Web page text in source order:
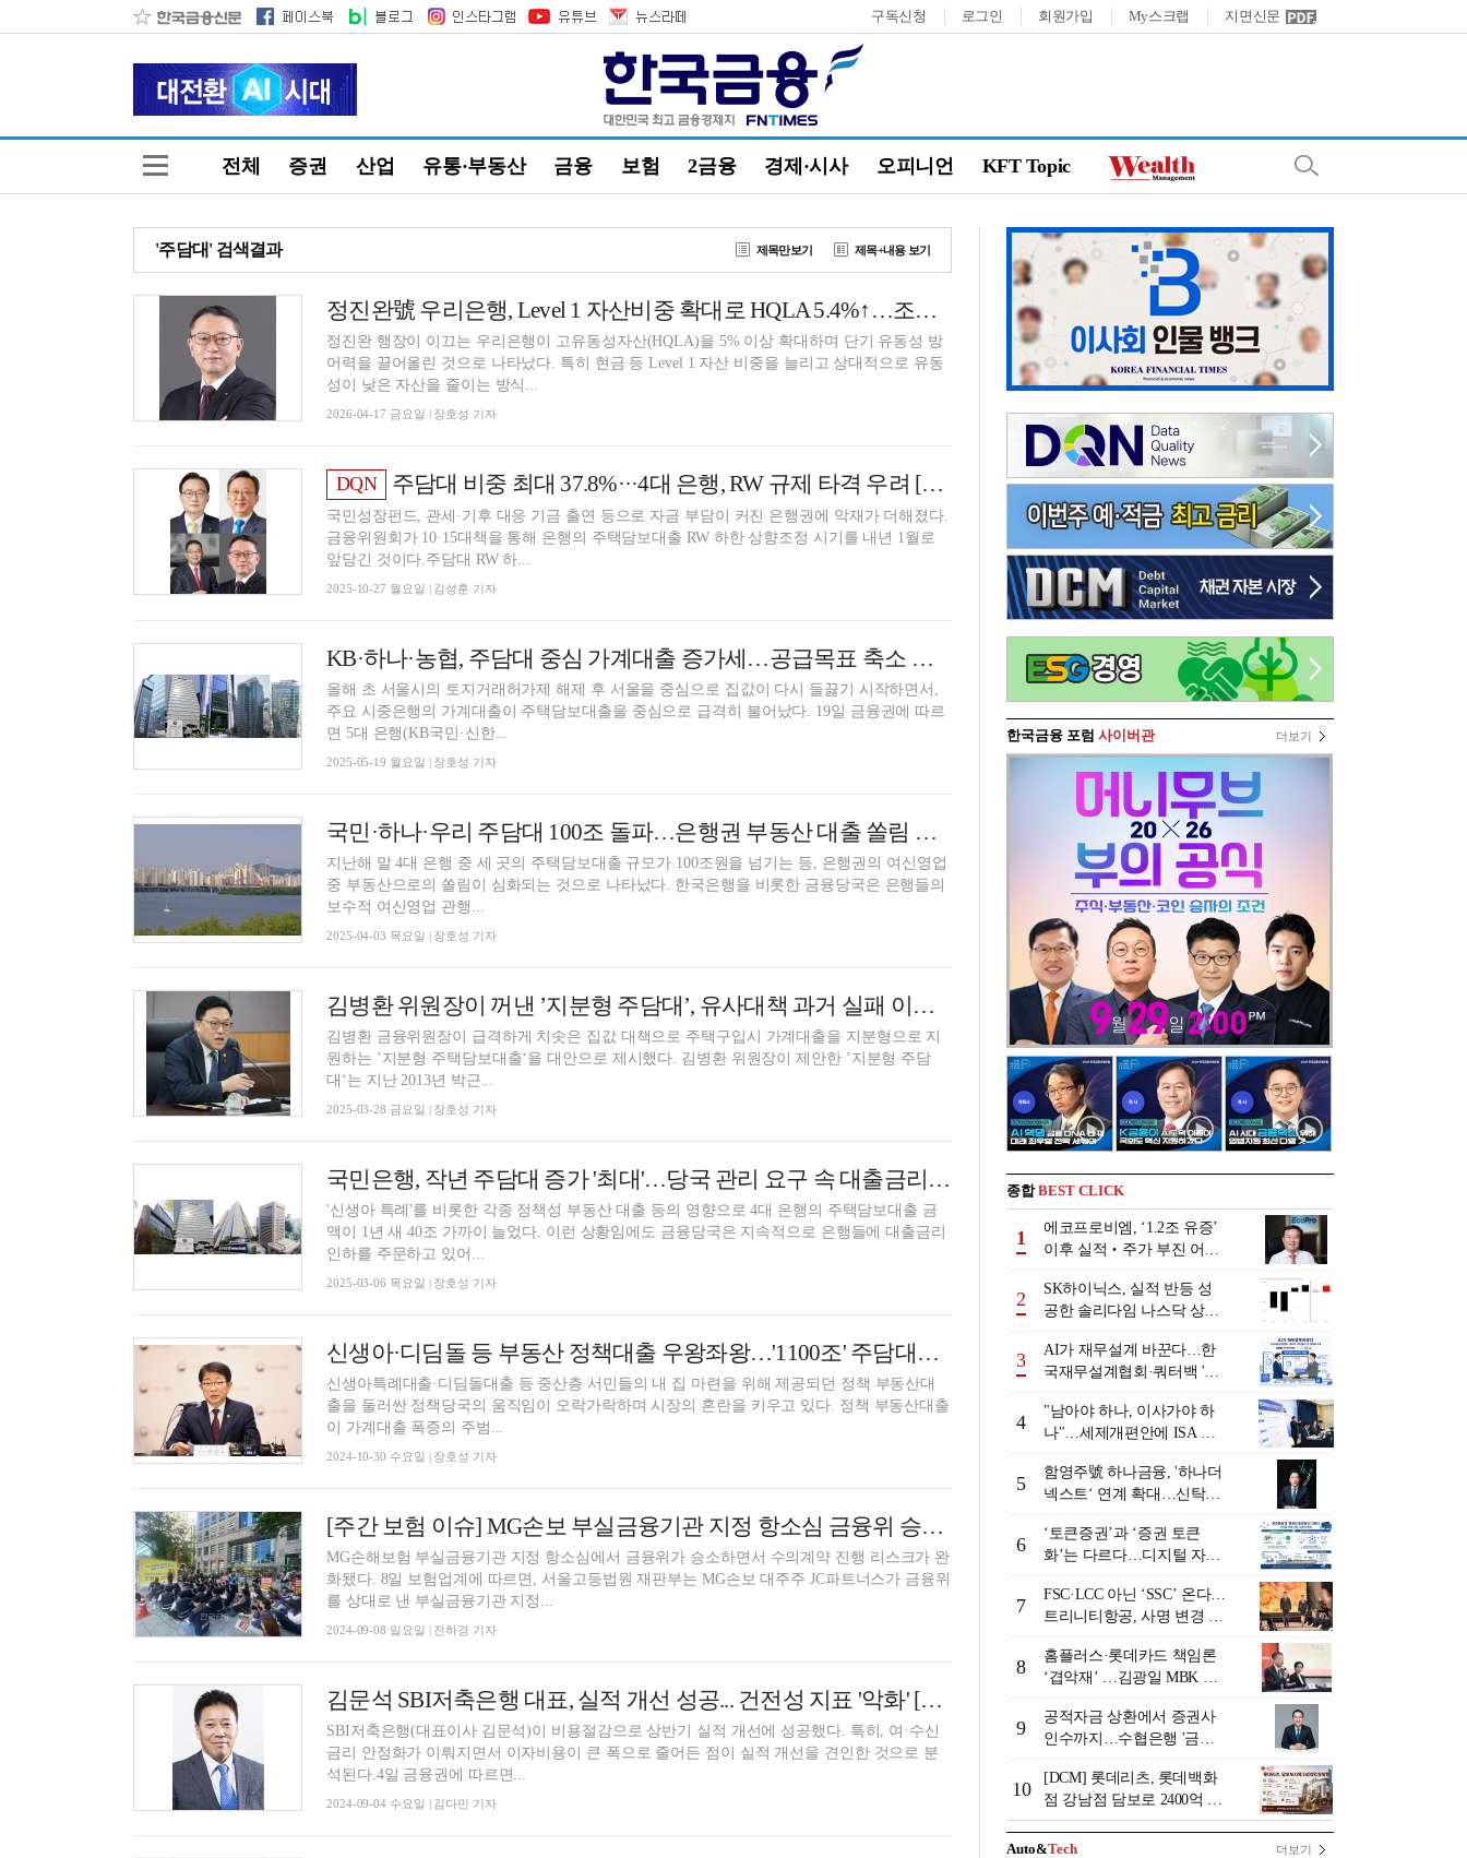
구독신청 로그인 회원가입 My스크랩 지면신문
전체 증권 산업 유통·부동산 금융 보험 2금융 경제·시사 오피니언 KFT Topic
'주담대' 검색결과 제목만보기 제목+내용 보기
정진완號 우리은행, Level 1 자산비중 확대로 HQLA 5.4%↑…조달 안정 강화 [은행 유동성 점검]
정진완 행장이 이끄는 우리은행이 고유동성자산(HQLA)을 5% 이상 확대하며 단기 유동성 방
어력을 끌어올린 것으로 나타났다. 특히 현금 등 Level 1 자산 비중을 늘리고 상대적으로 유동
성이 낮은 자산을 줄이는 방식...
2026-04-17 금요일 | 장호성 기자
DQN 주담대 비중 최대 37.8%···4대 은행, RW 규제 타격 우려 [10.15 대책 여파]
국민성장펀드, 관세·기후 대응 기금 출연 등으로 자금 부담이 커진 은행권에 악재가 더해졌다.
금융위원회가 10·15대책을 통해 은행의 주택담보대출 RW 하한 상향조정 시기를 내년 1월로
앞당긴 것이다.주담대 RW 하...
2025-10-27 월요일 | 김성훈 기자
KB·하나·농협, 주담대 중심 가계대출 증가세…공급목표 축소 가능할까 [은행은 지금]
올해 초 서울시의 토지거래허가제 해제 후 서울을 중심으로 집값이 다시 들끓기 시작하면서,
주요 시중은행의 가계대출이 주택담보대출을 중심으로 급격히 불어났다. 19일 금융권에 따르
면 5대 은행(KB국민·신한...
2025-05-19 월요일 | 장호성 기자
국민·하나·우리 주담대 100조 돌파…은행권 부동산 대출 쏠림 경고등
지난해 말 4대 은행 중 세 곳의 주택담보대출 규모가 100조원을 넘기는 등, 은행권의 여신영업
중 부동산으로의 쏠림이 심화되는 것으로 나타났다. 한국은행을 비롯한 금융당국은 은행들의
보수적 여신영업 관행...
2025-04-03 목요일 | 장호성 기자
김병환 위원장이 꺼낸 ’지분형 주담대’, 유사대책 과거 실패 이유는
김병환 금융위원장이 급격하게 치솟은 집값 대책으로 주택구입시 가계대출을 지분형으로 지
원하는 ’지분형 주택담보대출‘을 대안으로 제시했다. 김병환 위원장이 제안한 ’지분형 주담
대‘는 지난 2013년 박근...
2025-03-28 금요일 | 장호성 기자
국민은행, 작년 주담대 증가 '최대'…당국 관리 요구 속 대출금리 '딜레마'
'신생아 특례'를 비롯한 각종 정책성 부동산 대출 등의 영향으로 4대 은행의 주택담보대출 금
액이 1년 새 40조 가까이 늘었다. 이런 상황임에도 금융당국은 지속적으로 은행들에 대출금리
인하를 주문하고 있어...
2025-03-06 목요일 | 장호성 기자
신생아·디딤돌 등 부동산 정책대출 우왕좌왕…'1100조' 주담대에 사면초가
신생아특례대출·디딤돌대출 등 중산층 서민들의 내 집 마련을 위해 제공되던 정책 부동산대
출을 둘러싼 정책당국의 움직임이 오락가락하며 시장의 혼란을 키우고 있다. 정책 부동산대출
이 가계대출 폭증의 주범...
2024-10-30 수요일 | 장호성 기자
[주간 보험 이슈] MG손보 부실금융기관 지정 항소심 금융위 승소…수의계약 탄력받나 外
MG손해보험 부실금융기관 지정 항소심에서 금융위가 승소하면서 수의계약 진행 리스크가 완
화됐다. 8일 보험업계에 따르면, 서울고등법원 재판부는 MG손보 대주주 JC파트너스가 금융위
를 상대로 낸 부실금융기관 지정...
2024-09-08 일요일 | 전하경 기자
김문석 SBI저축은행 대표, 실적 개선 성공... 건전성 지표 '악화' [금융사 2024 상반기 실적]
SBI저축은행(대표이사 김문석)이 비용절감으로 상반기 실적 개선에 성공했다. 특히, 여·수신
금리 안정화가 이뤄지면서 이자비용이 큰 폭으로 줄어든 점이 실적 개선을 견인한 것으로 분
석된다.4일 금융권에 따르면...
2024-09-04 수요일 | 김다민 기자
한국금융 포럼 사이버관 더보기
종합BEST CLICK
1
에코프로비엠, ‘1.2조 유증’
이후 실적‧주가 부진 어쩌
2
SK하이닉스, 실적 반등 성
공한 솔리다임 나스닥 상장
3
AI가 재무설계 바꾼다…한
국재무설계협회·쿼터백 '베
4
"남아야 하나, 이사가야 하
나"…세제개편안에 ISA 투
5
함영주號 하나금융, '하나더
넥스트‘ 연계 확대…신탁수
니어 비즈니스 돋보기]
6
‘토큰증권’과 ‘증권 토큰
화’는 다르다…디지털 자본
7
FSC·LCC 아닌 ‘SSC’ 온다…
트리니티항공, 사명 변경 넘
8
홈플러스·롯데카드 책임론
‘겹악재’ …김광일 MBK 부
9
공적자금 상환에서 증권사
인수까지…수협은행 '금융
행 금융그룹의 꿈①]
10
[DCM] 롯데리츠, 롯데백화
점 강남점 담보로 2400억 조
달…단기채 차환
Auto&Tech 더보기